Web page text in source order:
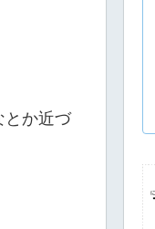
とか近づ